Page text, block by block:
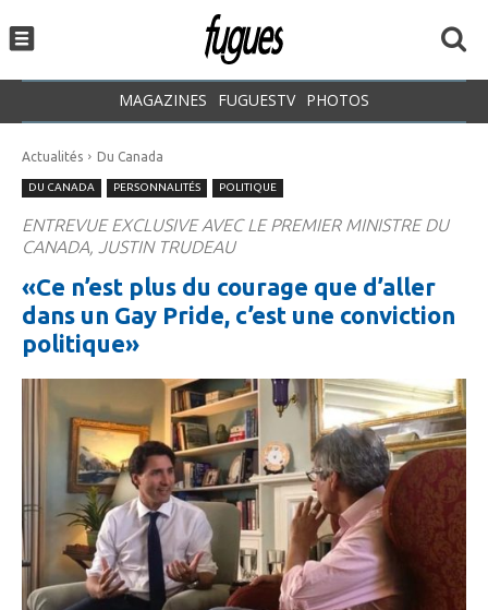
MAGAZINES FUGUESTV PHOTOS
Actualités Du Canada
DU CANADA PERSONNALITÉS POLITIQUE
ENTREVUE EXCLUSIVE AVEC LE PREMIER MINISTRE DU
CANADA, JUSTIN TRUDEAU
«Ce n’est plus du courage que d’aller
dans un Gay Pride, c’est une conviction
politique»